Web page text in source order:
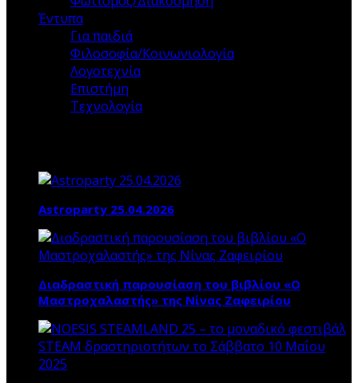
Έντυπα
Για παιδιά
Φιλοσοφία/Κοινωνιολογία
Λογοτεχνία
Επιστήμη
Τεχνολογία
Astroparty 25.04.2026
Διαδραστική παρουσίαση του βιβλίου «Ο
Μαστροχαλαστής» της Νίνας Ζαφειρίου